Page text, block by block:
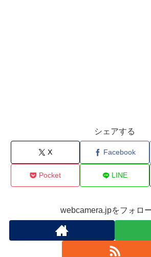
シェアする
X Facebook
Pocket LINE
webcamera.jpをフォロ